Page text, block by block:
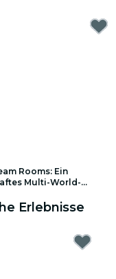
Rooms: Ein
Multi-World-
Erlebnisse